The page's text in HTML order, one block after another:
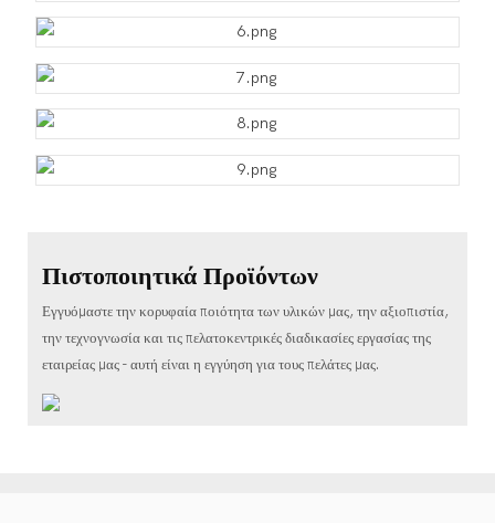
Πιστοποιητικά Προϊόντων
Εγγυόμαστε την κορυφαία ποιότητα των υλικών μας, την αξιοπιστία,
την τεχνογνωσία και τις πελατοκεντρικές διαδικασίες εργασίας της
εταιρείας μας - αυτή είναι η εγγύηση για τους πελάτες μας.